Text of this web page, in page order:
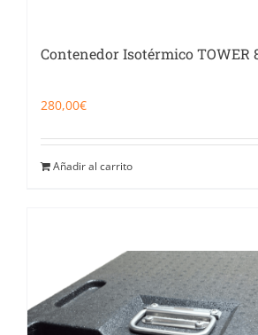
Contenedor Isotérmico TOWER
280,00€
Añadir al carrito